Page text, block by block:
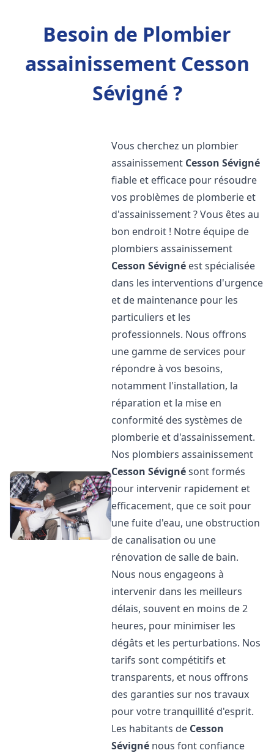
Besoin de Plombier
assainissement Cesson
Sévigné ?
Vous cherchez un plombier
assainissement Cesson Sévigné
fiable et efficace pour résoudre
vos problèmes de plomberie et
d'assainissement ? Vous êtes au
bon endroit ! Notre équipe de
plombiers assainissement
Cesson Sévigné est spécialisée
dans les interventions d'urgence
et de maintenance pour les
particuliers et les
professionnels. Nous offrons
une gamme de services pour
répondre à vos besoins,
notamment l'installation, la
réparation et la mise en
conformité des systèmes de
plomberie et d'assainissement.
Nos plombiers assainissement
Cesson Sévignésont formés
pour intervenir rapidement et
efficacement, que ce soit pour
une fuite d'eau, une obstruction
de canalisation ou une
rénovation de salle de bain.
Nous nous engageons à
intervenir dans les meilleurs
délais, souvent en moins de 2
heures, pour minimiser les
dégâts et les perturbations. Nos
tarifs sont compétitifs et
transparents, et nous offrons
des garanties sur nos travaux
pour votre tranquillité d'esprit.
Les habitants de Cesson
Sévigné nous font confiance